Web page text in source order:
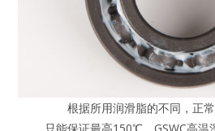
根据所用润滑脂的不同，正常